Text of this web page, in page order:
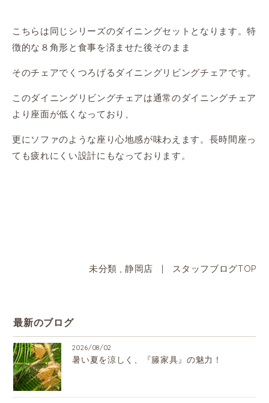
こちらは同じシリーズのダイニングセットとなります。特
徴的な８角形と食事を済ませた後そのまま
そのチェアでくつろげるダイニングリビングチェアです。
このダイニングリビングチェアは通常のダイニングチェア
より座面が低くなっており、
更にソファのような座り心地感が味わえます。長時間座っ
ても疲れにくい設計にもなっております。
未分類 静岡店 | スタッフブログTOP
最新のブログ
2026/08/02
暑い夏を涼しく、『籐家具』の魅力！